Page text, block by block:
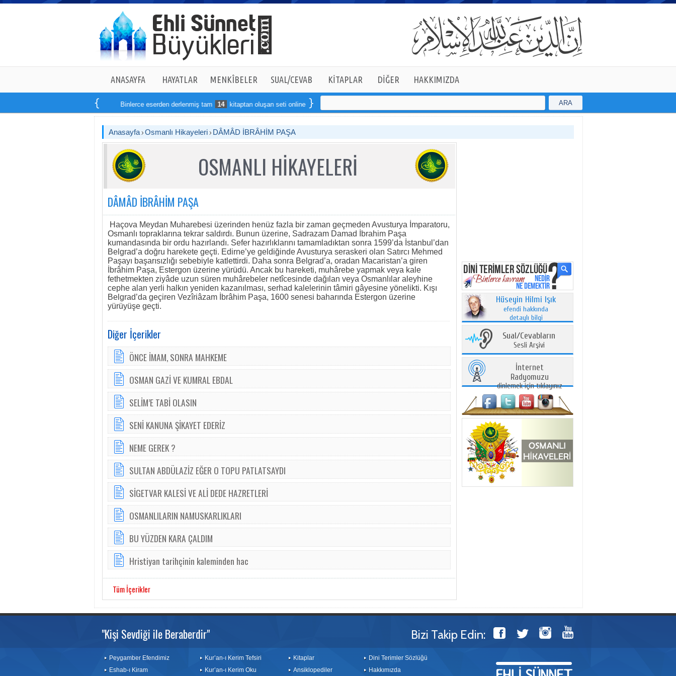
ANASAYFA HAYATLAR MENKÎBELER SUAL/CEVAB KİTAPLAR DİĞER HAKKIMIZDA
Binlerce eserden derlenmiş tam 14 kitaptan oluşan seti online sipariş verebilirsiniz ARA
Anasayfa Osmanlı Hikayeleri DÂMÂD İBRÂHİM PAŞA
OSMANLI HİKAYELERİ
DÂMÂD İBRÂHİM PAŞA
Haçova Meydan Muharebesi üzerinden henüz fazla bir zaman geçmeden Avusturya İmparatoru,
Osmanlı topraklarına tekrar saldırdı. Bunun üzerine, Sadrazam Damad İbrahim Paşa
kumandasında bir ordu hazırlandı. Sefer hazırlıklarını tamamladıktan sonra 1599’da İstanbul’dan
Belgrad’a doğru harekete geçti. Edirne’ye geldiğinde Avusturya seraskeri olan Satırcı Mehmed
Paşayı başarısızlığı sebebiyle katlettirdi. Daha sonra Belgrad’a, oradan Macaristan’a giren
İbrâhim Paşa, Estergon üzerine yürüdü. Ancak bu hareketi, muhârebe yapmak veya kale
fethetmekten ziyâde uzun süren muhârebeler netîcesinde dağılan veya Osmanlılar aleyhine
cephe alan yerli halkın yeniden kazanılması, serhad kalelerinin tâmiri gâyesine yönelikti. Kışı
Belgrad’da geçiren Vezîriâzam İbrâhim Paşa, 1600 senesi baharında Estergon üzerine
yürüyüşe geçti.
Diğer İçerikler
ÖNCE İMAM, SONRA MAHKEME
OSMAN GAZİ VE KUMRAL EBDAL
SELİM’E TABİ OLASIN
SENİ KANUNA ŞİKAYET EDERİZ
NEME GEREK ?
SULTAN ABDÜLAZİZ EĞER O TOPU PATLATSAYDI
SİGETVAR KALESİ VE ALİ DEDE HAZRETLERİ
OSMANLILARIN NAMUSKARLIKLARI
BU YÜZDEN KARA ÇALDIM
Hristiyan tarihçinin kaleminden hac
Tüm İçerikler
Hüseyin Hilmi Işık
efendi hakkında
detaylı bilgi
Sual/Cevabların
Sesli Arşivi
İnternet
Radyomuzu
dinlemek için tıklayınız
"Kişi Sevdiği ile Beraberdir" Bizi Takip Edin:
Peygamber Efendimiz
Eshab-ı Kiram
Kur’an-ı Kerim Tefsiri
Kur’an-ı Kerim Oku
Kitaplar
Ansiklopediler
Dini Terimler Sözlüğü
Hakkımızda